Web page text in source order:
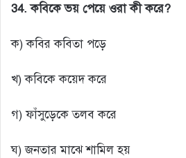
34. কবিকে ভয় পেয়ে ওরা কী করে?
ক) কবির কবিতা পড়ে
খ) কবিকে কয়েদ করে
গ) ফাঁসুড়েকে তলব করে
ঘ) জনতার মাঝে শামিল হয়